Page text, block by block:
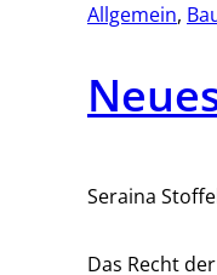
Allgemein,
Seraina
Das Recht